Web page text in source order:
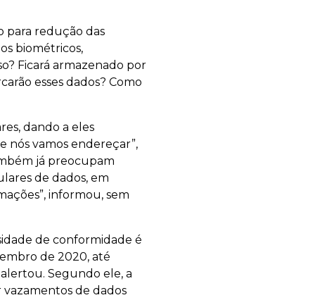
para redução das
biométricos,
Ficará armazenado por
esses dados? Como
dando a eles
nós vamos endereçar”,
já preocupam
de dados, em
informou, sem
de conformidade é
de 2020, até
Segundo ele, a
de dados